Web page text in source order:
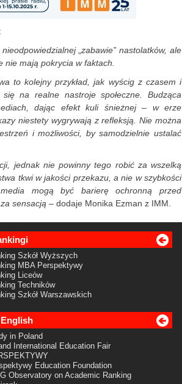
„zabawie” nastolatków, ale
mają pokrycia w faktach.
to kolejny przykład, jak wyścig z czasem i
się na realne nastroje społeczne. Budząca
dając efekt kuli śnieżnej – w erze
niestety wygrywają z refleksją. Nie można
i możliwości, by samodzielnie ustalać
jednak nie powinny tego robić za wszelką
tkwi w jakości przekazu, a nie w szybkości
mogą być barierę ochronną przed
sensacją – dodaje Monika Ezman z IMM.
Szkół Wyższych
MBA Perspektywy
Liceów
Techników
Szkół Warszawskich
in Poland
International Education Fair
Education Foundation
Observatory on Academic Ranking